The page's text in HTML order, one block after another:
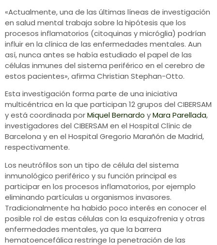
«Actualmente, una de las últimas líneas de investigación
en salud mental trabaja sobre la hipótesis que los
procesos inflamatorios (citoquinas y micróglia) podrían
influir en la clínica de las enfermedades mentales. Aun
así, nunca antes se había estudiado el papel de las
células inmunes del sistema periférico en el cerebro de
estos pacientes», afirma Christian Stephan-Otto.
Esta investigación forma parte de una iniciativa
multicéntrica en la que participan 12 grupos del CIBERSAM
y está coordinada porMiquel Bernardo yMara Parellada,
investigadores del CIBERSAM en el Hospital Clínic de
Barcelona y en el Hospital Gregorio Marañón de Madrid,
respectivamente.
Los neutrófilos son un tipo de célula del sistema
inmunológico periférico y su función principal es
participar en los procesos inflamatorios, por ejemplo
eliminando partículas u organismos invasores.
Tradicionalmente ha habido poco interés en conocer el
posible rol de estas células con la esquizofrenia y otras
enfermedades mentales, ya que la barrera
hematoencefálica restringe la penetración de las